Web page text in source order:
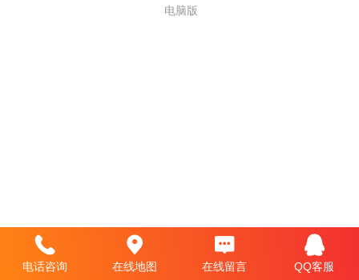
电脑版
电话咨询 在线地图 在线留言 QQ客服